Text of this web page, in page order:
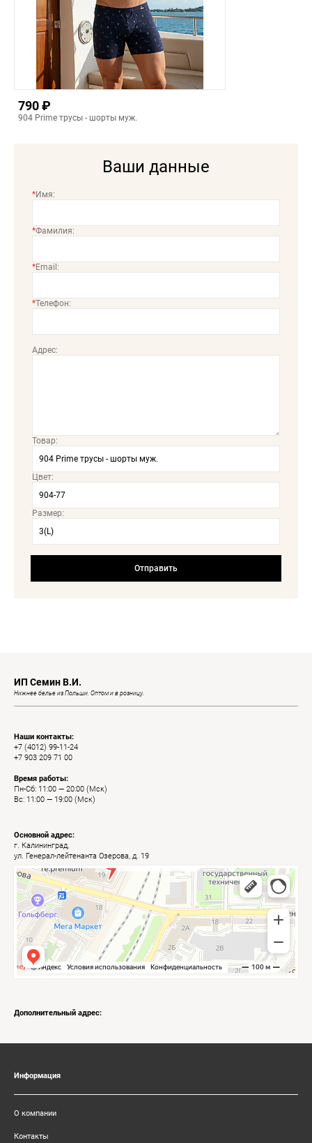
790 ₽
904 Prime трусы - шорты муж.
Ваши данные
*Имя:
*Фамилия:
*Email:
*Телефон:
Адрес:
Товар:
Цвет:
Размер:
ИП Семин В.И.
Нижнее белье из Польши. Оптом и в розницу.
Наши контакты:
+7 (4012) 99-11-24
+7 903 209 71 00
Время работы:
Пн-Сб: 11:00 — 20:00 (Мск)
Вс: 11:00 — 19:00 (Мск)
Основной адрес:
г. Калининград,
ул. Генерал-лейтенанта Озерова, д. 19
Калининград
Яндекс Карты — транспорт, навигация, поиск мест
Дополнительный адрес:
Информация
О компании
Контакты